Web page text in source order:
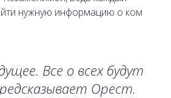
нужную информацию о ком
Все о всех будут
Орест.